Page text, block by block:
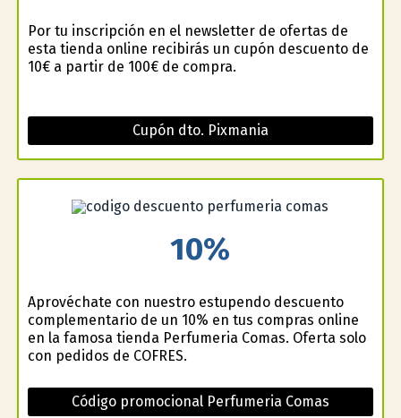
Por tu inscripción en el newsletter de ofertas de
esta tienda online recibirás un cupón descuento de
10€ a partir de 100€ de compra.
Cupón dto. Pixmania
10%
Aprovéchate con nuestro estupendo descuento
complementario de un 10% en tus compras online
en la famosa tienda Perfumeria Comas. Oferta solo
con pedidos de COFRES.
Código promocional Perfumeria Comas